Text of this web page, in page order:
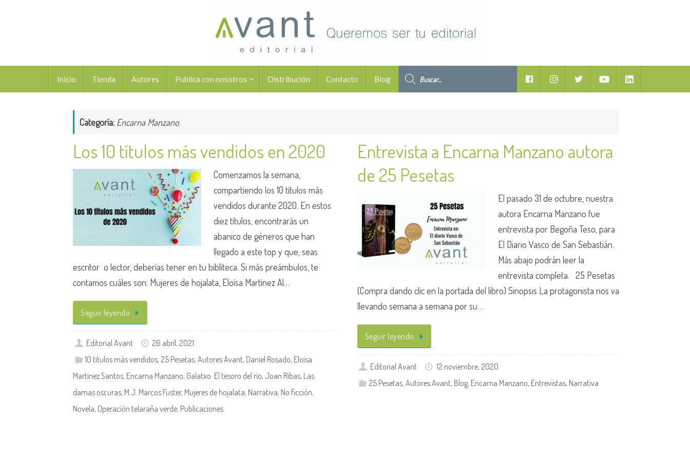
contenido
Inicio Tienda Autores Publica con nosotros Distribución Contacto Blog
Facebook YoutubeLinkedIn
Categoría: Encarna Manzano
Los 10 títulos más vendidos en 2020
Comenzamos la semana,
compartiendo los 10 títulos más
vendidos durante 2020. En estos
diez títulos, encontrarás un
abanico de géneros que han
llegado a este top y que, seas
escritor o lector, deberías tener en tu bibliteca. Si más preámbulos, te
contamos cuáles son: Mujeres de hojalata, Eloísa Martínez Al…
Seguir leyendo
Editorial Avant
26 abril, 2021
10 títulos más vendidos, 25 Pesetas,Autores Avant, Daniel Rosado, Eloísa
Martínez Santos, Encarna Manzano, Galatxo. El tesoro del río, Joan Ribas, Las
damas oscuras, M.J. Marcos Fuster, Mujeres de hojalata, Narrativa, No ficción,
Novela, Operación telaraña verde, Publicaciones
Entrevista a Encarna Manzano autora
de 25 Pesetas
El pasado 31 de octubre, nuestra
autora Encarna Manzano fue
entrevista por Begoña Teso, para
El Diario Vasco de San Sebastián.
Más abajo podrán leer la
entrevista completa. 25 Pesetas
(Compra dando clic en la portada del libro) Sinopsis La protagonista nos va
llevando semana a semana por su…
Seguir leyendo
Editorial Avant
12 noviembre, 2020
25 Pesetas,Autores Avant, Blog, Encarna Manzano, Entrevistas, Narrativa